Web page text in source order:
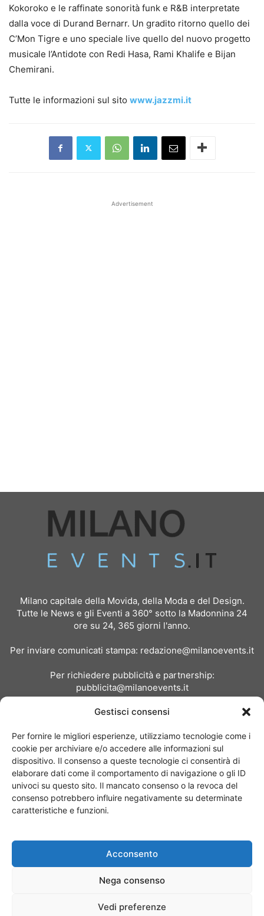
Gestisci consensi
Per fornire le migliori esperienze, utilizziamo tecnologie come i
cookie per archiviare e/o accedere alle informazioni sul
dispositivo. Il consenso a queste tecnologie ci consentirà di
elaborare dati come il comportamento di navigazione o gli ID
univoci su questo sito. Il mancato consenso o la revoca del
consenso potrebbero influire negativamente su determinate
caratteristiche e funzioni.
Acconsento
Nega consenso
Vedi preferenze
Kokoroko e le raffinate sonorità funk e R&B interpretate
dalla voce di Durand Bernarr. Un gradito ritorno quello dei
C’Mon Tigre e uno speciale live quello del nuovo progetto
musicale l’Antidote con Redi Hasa, Rami Khalife e Bijan
Chemirani.
Tutte le informazioni sul sito www.jazzmi.it
Advertisement
Milano capitale della Movida, della Moda e del Design.
Tutte le News e gli Eventi a 360° sotto la Madonnina 24
ore su 24, 365 giorni l'anno.
Per inviare comunicati stampa: redazione@milanoevents.it
Per richiedere pubblicità e partnership:
pubblicita@milanoevents.it
Chi siamo I Nostri Clienti
© Copyright 2017 - MilanoEvents.it© managed by